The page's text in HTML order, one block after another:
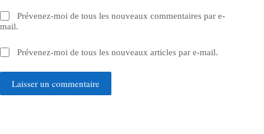
Prévenez-moi de tous les nouveaux commentaires par e-
mail.
Prévenez-moi de tous les nouveaux articles par e-mail.
Laisser un commentaire